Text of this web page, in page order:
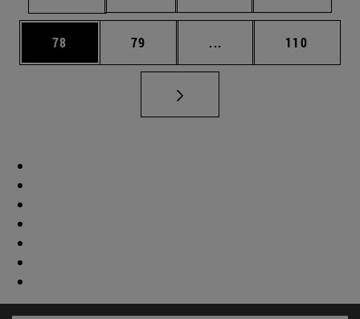
Página
78 Página
79 ... Páginas intermedias
Página
110